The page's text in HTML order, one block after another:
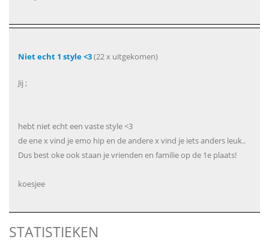
Niet echt 1 style <3(22 x uitgekomen)
Jij ;
hebt niet echt een vaste style <3
de ene x vind je emo hip en de andere x vind je iets anders leuk..
Dus best oke ook staan je vrienden en familie op de 1e plaats!
koesjee
STATISTIEKEN